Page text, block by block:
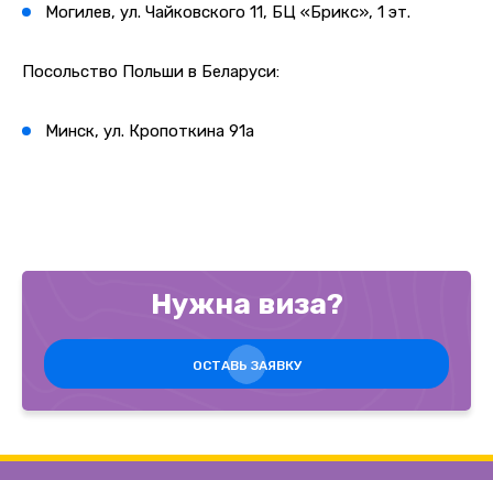
Могилев, ул. Чайковского 11, БЦ «Брикс», 1 эт.
Посольство Польши в Беларуси:
Минск, ул. Кропоткина 91а
Нужна виза?
ОСТАВЬ ЗАЯВКУ